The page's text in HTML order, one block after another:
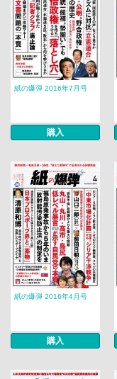
紙の爆弾 2016年7月号
購入
紙の爆弾 2016年4月号
購入